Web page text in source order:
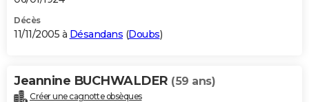
Décès
11/11/2005 à Désandans (Doubs)
Jeannine BUCHWALDER (59 ans)
Créer une cagnotte obsèques